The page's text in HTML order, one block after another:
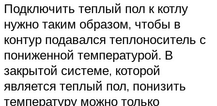
Подключить теплый пол к котлу
нужно таким образом, чтобы в
контур подавался теплоноситель с
пониженной температурой. В
закрытой системе, которой
является теплый пол, понизить
температуру можно только